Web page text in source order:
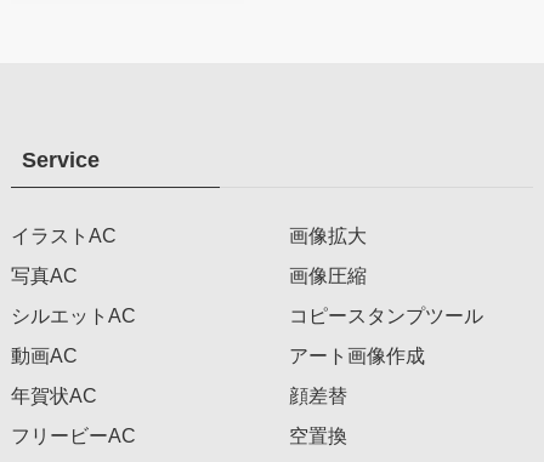
Service
イラストAC
写真AC
シルエットAC
動画AC
年賀状AC
フリービーAC
画像拡大
画像圧縮
コピースタンプツール
アート画像作成
顔差替
空置換